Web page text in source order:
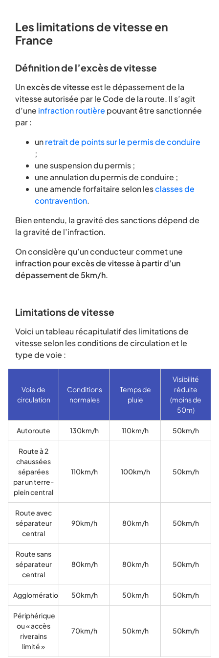
Les limitations de vitesse en
France
Définition de l’excès de vitesse
Unexcès de vitesseest le dépassement de la
vitesse autorisée par le Code de la route. Il s’agit
d’une infraction routière pouvant être sanctionnée
par :
unretrait de points sur le permis de conduire
;
une suspension du permis ;
une annulation du permis de conduire ;
une amende forfaitaire selon lesclasses de
contravention.
Bien entendu, la gravité des sanctions dépend de
la gravité de l’infraction.
On considère qu’un conducteur commet une
infraction pour excès de vitesse à partir d’un
dépassement de 5km/h.
Limitations de vitesse
Voici un tableau récapitulatif des limitations de
vitesse selon les conditions de circulation et le
type de voie :
Voie de
circulation
Conditions
normales
Temps de
pluie
Visibilité
réduite
(moins de
50m)
Autoroute 130km/h 110km/h 50km/h
Route à 2
chaussées
séparées
par un terre-
plein central
110km/h 100km/h 50km/h
Route avec
séparateur
central
90km/h 80km/h 50km/h
Route sans
séparateur
central
80km/h 80km/h 50km/h
Agglomération 50km/h 50km/h 50km/h
Périphérique
ou « accès
riverains
limité »
70km/h 50km/h 50km/h